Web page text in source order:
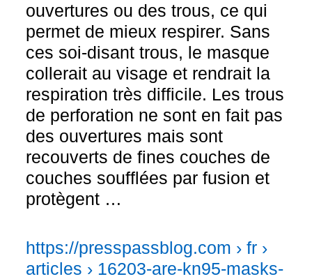
ouvertures ou des trous, ce qui
permet de mieux respirer. Sans
ces soi-disant trous, le masque
collerait au visage et rendrait la
respiration très difficile. Les trous
de perforation ne sont en fait pas
des ouvertures mais sont
recouverts de fines couches de
couches soufflées par fusion et
protègent …
https://presspassblog.com › fr ›
articles › 16203-are-kn95-masks-